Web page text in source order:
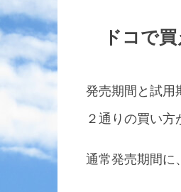
ドコで
発売期間と試用
２通りの買い方
通常発売期間に